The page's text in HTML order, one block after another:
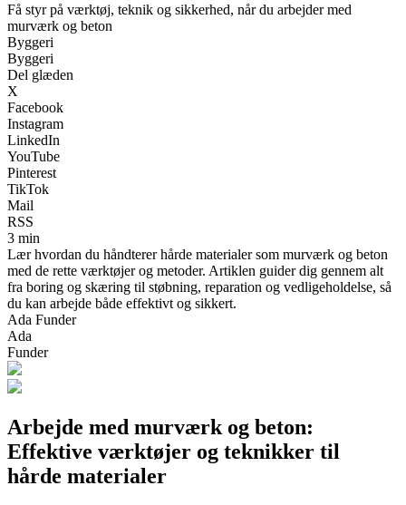
Få styr på værktøj, teknik og sikkerhed, når du arbejder med
murværk og beton
Byggeri
Byggeri
Del glæden
X
Facebook
Instagram
LinkedIn
YouTube
Pinterest
TikTok
Mail
RSS
3 min
Lær hvordan du håndterer hårde materialer som murværk og beton
med de rette værktøjer og metoder. Artiklen guider dig gennem alt
fra boring og skæring til støbning, reparation og vedligeholdelse, så
du kan arbejde både effektivt og sikkert.
Ada Funder
Ada
Funder
Arbejde med murværk og beton:
Effektive værktøjer og teknikker til
hårde materialer